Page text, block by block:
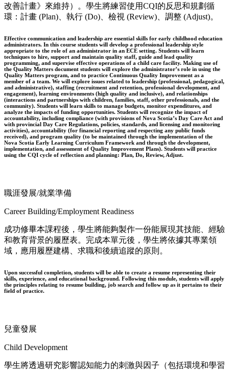
改善計畫》來維持）。學生將練習使用CQI的反思和規劃循
環：計畫 (Plan)、執行 (Do)、檢視 (Review)、調整 (Adjust)。
Effective communication and leadership are essential skills for early childhood education
administrators. In this course students will develop a professional leadership style
appropriate to the role of an administrator in an ECE setting. Students will learn
techniques to hire, support and maintain quality staff, guide and lead quality
programming, and supervise effective operations of a child care facility. Making use of
the Quality Matters document students will explore the administrator’s role in using the
Quality Matters program, and to practice Continuous Quality Improvement as a
member of a team. We will explore issues related to leadership (professional, pedagogical,
and administrative), staffing (recruitment and retention, professional development, and
engagement), learning environments (high quality and inclusive), and relationships
(interactions and partnerships with children, families, staff, other professionals, and the
community). Students will learn skills to manage budgets, monitor expenditures, and
analyze the impacts of funding opportunities. Students will recognize the impact of
accountability, including compliance (with provisions of Nova Scotia’s Day Care Act and
with provincial Day Care Regulations, policies, standards, and licensing and monitoring
activities), accountability (for financial reporting and respecting any public funds
received), and program quality (to be maintained through the implementation of the
Nova Scotia Early Learning Curriculum Framework and through the development,
implementation, and assessment of Quality Improvement Plans). Students will practice
using the CQI cycle of reflection and planning: Plan, Do, Review, Adjust.
職涯發展/就業準備
Career Building/Employment Readiness
成功修畢本課程後，學生將能夠製作一份能展現其技能、經驗
和教育背景的履歷表。完成本單元後，學生將依據其專業領
域，應用履歷建構、求職和後續追蹤的原則。
Upon successful completion, students will be able to create a resume representing their
skills, experience, and educational background. Following this module, students will apply
the principles relating to resume building, job search and follow up as it pertains to their
field of practice.
兒童發展
Child Development
學生將透過研究影響認知能力的刺激與因子（包括環境和學習